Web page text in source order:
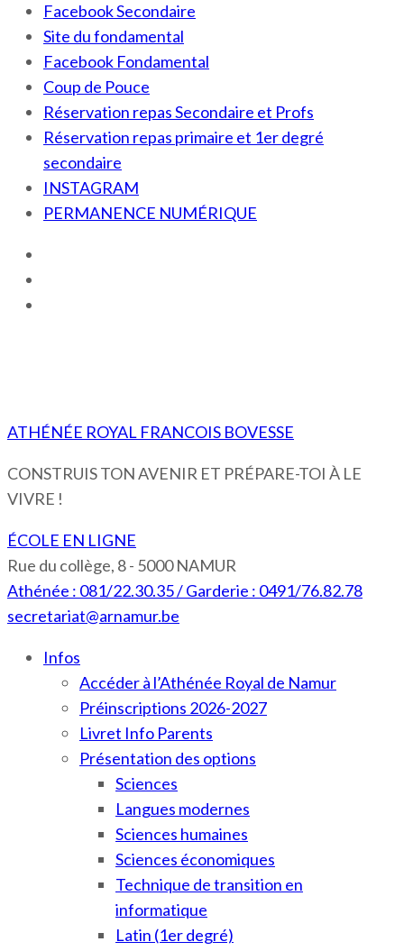
Facebook Secondaire
Site du fondamental
Facebook Fondamental
Coup de Pouce
Réservation repas Secondaire et Profs
Réservation repas primaire et 1er degré
secondaire
INSTAGRAM
PERMANENCE NUMÉRIQUE
ATHÉNÉE ROYAL FRANCOIS BOVESSE
CONSTRUIS TON AVENIR ET PRÉPARE-TOI À LE
VIVRE !
ÉCOLE EN LIGNE
Rue du collège, 8 - 5000 NAMUR
Athénée : 081/22.30.35 / Garderie : 0491/76.82.78
secretariat@arnamur.be
Infos
Accéder à l’Athénée Royal de Namur
Préinscriptions 2026-2027
Livret Info Parents
Présentation des options
Sciences
Langues modernes
Sciences humaines
Sciences économiques
Technique de transition en
informatique
Latin (1er degré)